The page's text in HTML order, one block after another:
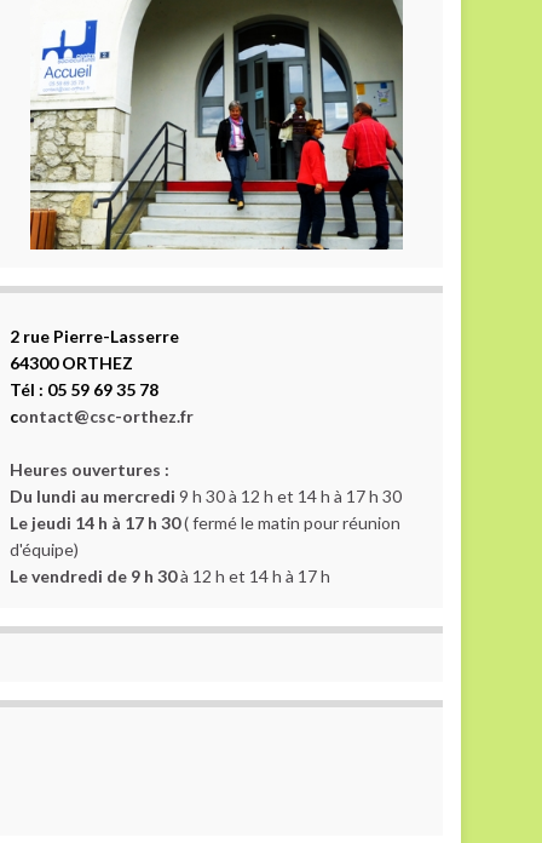
2 rue Pierre-Lasserre
64300 ORTHEZ
Tél : 05 59 69 35 78
contact@csc-orthez.fr
Heures ouvertures :
Du lundi au mercredi 9 h 30 à 12 h et 14 h à 17 h 30
Le jeudi 14 h à 17 h 30( fermé le matin pour réunion
d'équipe)
Le vendredi de 9 h 30à 12 h et 14 h à 17 h